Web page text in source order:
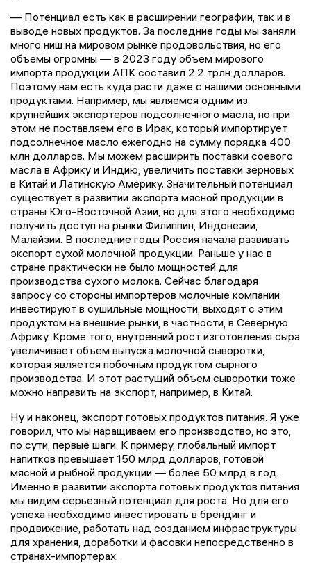
— Потенциал есть как в расширении географии, так и в
выводе новых продуктов. За последние годы мы заняли
много ниш на мировом рынке продовольствия, но его
объемы огромны — в 2023 году объем мирового
импорта продукции АПК составил 2,2 трлн долларов.
Поэтому нам есть куда расти даже с нашими основными
продуктами. Например, мы являемся одним из
крупнейших экспортеров подсолнечного масла, но при
этом не поставляем его в Ирак, который импортирует
подсолнечное масло ежегодно на сумму порядка 400
млн долларов. Мы можем расширить поставки соевого
масла в Африку и Индию, увеличить поставки зерновых
в Китай и Латинскую Америку. Значительный потенциал
существует в развитии экспорта мясной продукции в
страны Юго-Восточной Азии, но для этого необходимо
получить доступ на рынки Филиппин, Индонезии,
Малайзии. В последние годы Россия начала развивать
экспорт сухой молочной продукции. Раньше у нас в
стране практически не было мощностей для
производства сухого молока. Сейчас благодаря
запросу со стороны импортеров молочные компании
инвестируют в сушильные мощности, выходят с этим
продуктом на внешние рынки, в частности, в Северную
Африку. Кроме того, внутренний рост изготовления сыра
увеличивает объем выпуска молочной сыворотки,
которая является побочным продуктом сырного
производства. И этот растущий объем сыворотки тоже
можно направить на экспорт, например, в Китай.
Ну и наконец, экспорт готовых продуктов питания. Я уже
говорил, что мы наращиваем его производство, но это,
по сути, первые шаги. К примеру, глобальный импорт
напитков превышает 150 млрд долларов, готовой
мясной и рыбной продукции — более 50 млрд в год.
Именно в развитии экспорта готовых продуктов питания
мы видим серьезный потенциал для роста. Но для его
успеха необходимо инвестировать в брендинг и
продвижение, работать над созданием инфраструктуры
для хранения, доработки и фасовки непосредственно в
странах-импортерах.